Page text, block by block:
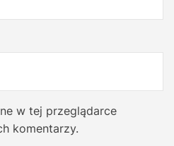
w tej przeglądarce
komentarzy.